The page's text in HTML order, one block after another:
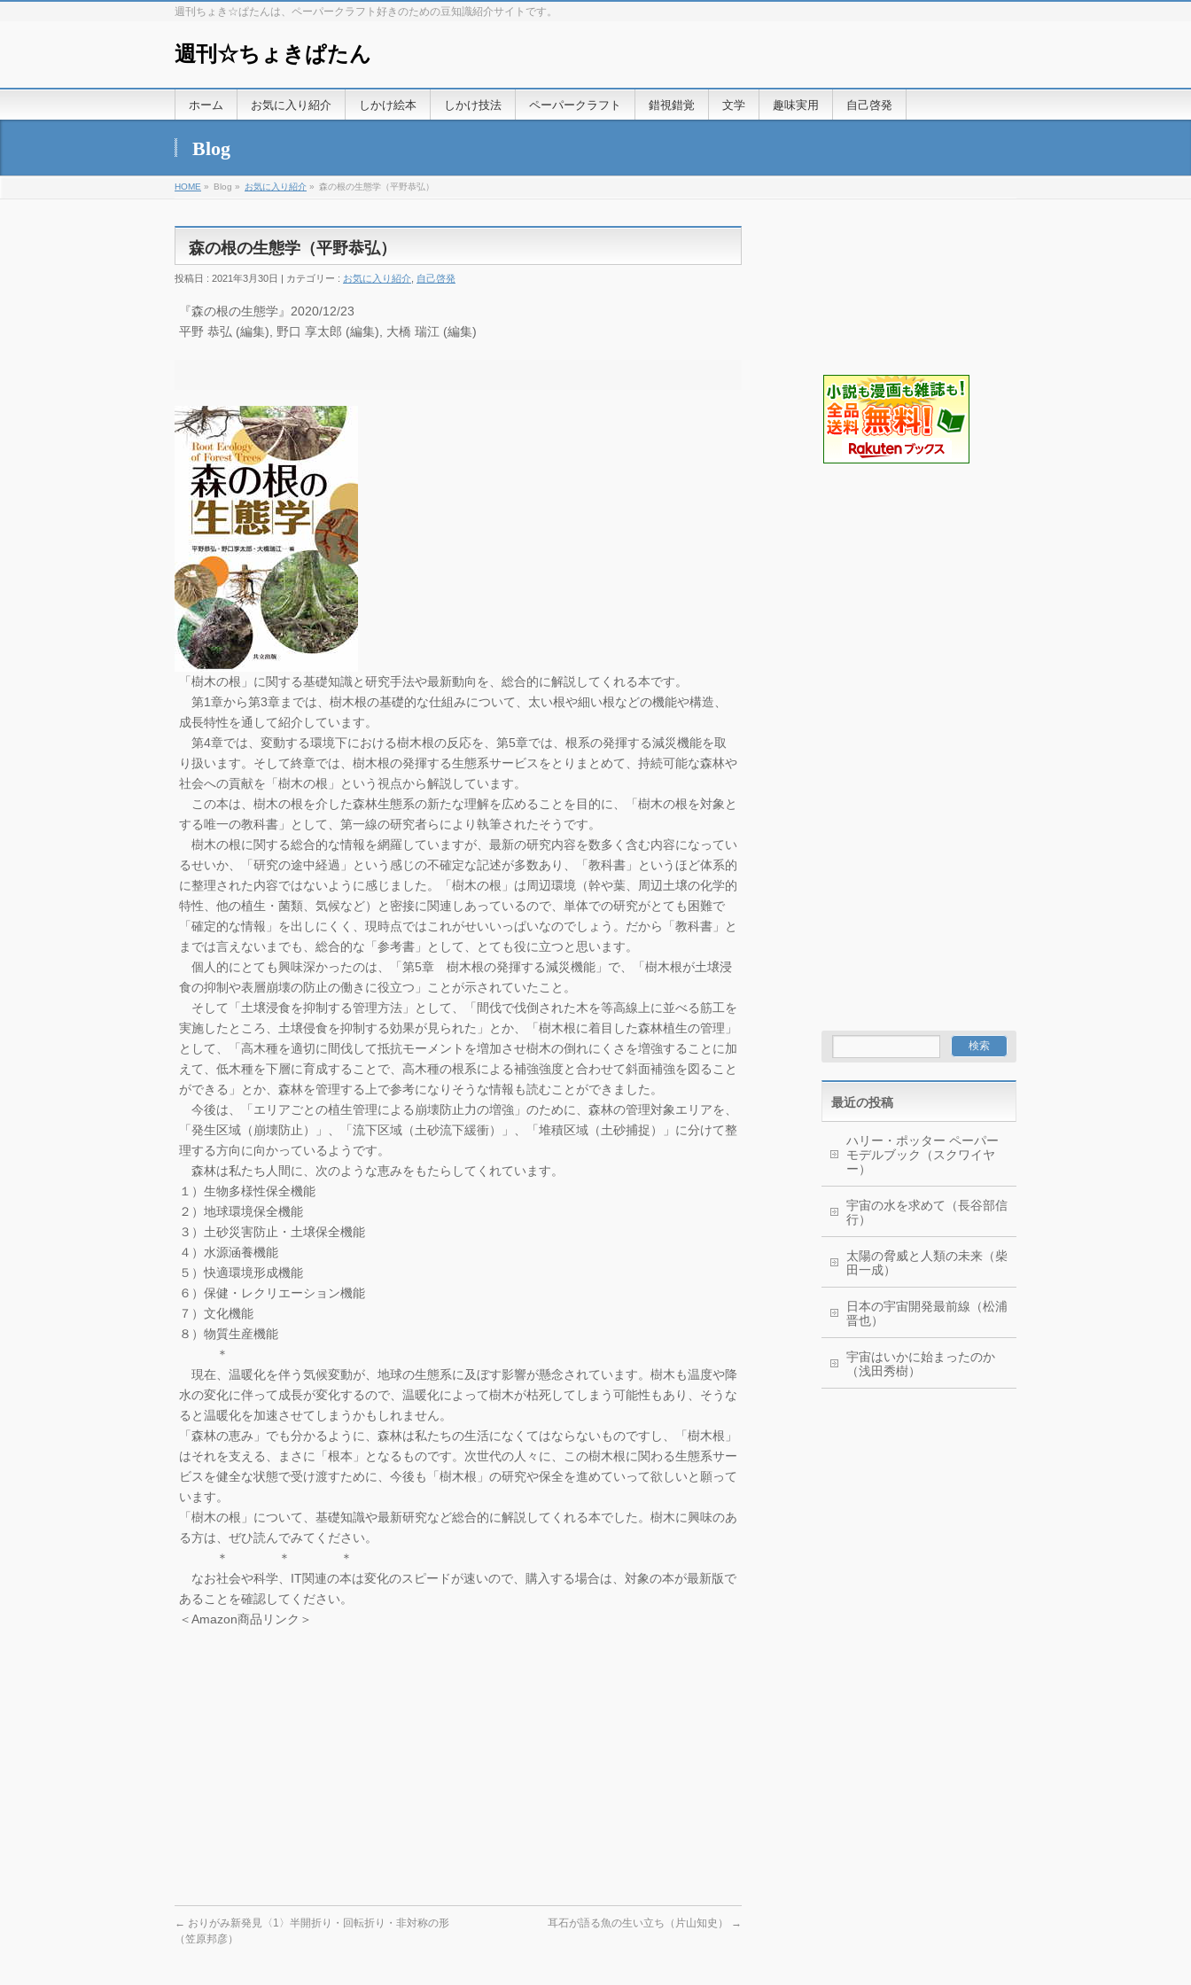
週刊ちょき☆ぱたんは、ペーパークラフト好きのための豆知識紹介サイトです。
週刊☆ちょきぱたん
ホーム お気に入り紹介 しかけ絵本 しかけ技法 ペーパークラフト 錯視錯覚 文学 趣味実用 自己啓発
Blog
HOME » Blog » お気に入り紹介 » 森の根の生態学（平野恭弘）
森の根の生態学（平野恭弘）
投稿日 : 2021年3月30日 | カテゴリー : お気に入り紹介 自己啓発
『森の根の生態学』2020/12/23
平野 恭弘 (編集), 野口 享太郎 (編集), 大橋 瑞江 (編集)
「樹木の根」に関する基礎知識と研究手法や最新動向を、総合的に解説してくれる本です。
第1章から第3章までは、樹木根の基礎的な仕組みについて、太い根や細い根などの機能や構造、
成長特性を通して紹介しています。
第4章では、変動する環境下における樹木根の反応を、第5章では、根系の発揮する減災機能を取
り扱います。そして終章では、樹木根の発揮する生態系サービスをとりまとめて、持続可能な森林や
社会への貢献を「樹木の根」という視点から解説しています。
この本は、樹木の根を介した森林生態系の新たな理解を広めることを目的に、「樹木の根を対象と
する唯一の教科書」として、第一線の研究者らにより執筆されたそうです。
樹木の根に関する総合的な情報を網羅していますが、最新の研究内容を数多く含む内容になってい
るせいか、「研究の途中経過」という感じの不確定な記述が多数あり、「教科書」というほど体系的
に整理された内容ではないように感じました。「樹木の根」は周辺環境（幹や葉、周辺土壌の化学的
特性、他の植生・菌類、気候など）と密接に関連しあっているので、単体での研究がとても困難で
「確定的な情報」を出しにくく、現時点ではこれがせいいっぱいなのでしょう。だから「教科書」と
までは言えないまでも、総合的な「参考書」として、とても役に立つと思います。
個人的にとても興味深かったのは、「第5章 樹木根の発揮する減災機能」で、「樹木根が土壌浸
食の抑制や表層崩壊の防止の働きに役立つ」ことが示されていたこと。
そして「土壌浸食を抑制する管理方法」として、「間伐で伐倒された木を等高線上に並べる筋工を
実施したところ、土壌侵食を抑制する効果が見られた」とか、「樹木根に着目した森林植生の管理」
として、「高木種を適切に間伐して抵抗モーメントを増加させ樹木の倒れにくさを増強することに加
えて、低木種を下層に育成することで、高木種の根系による補強強度と合わせて斜面補強を図ること
ができる」とか、森林を管理する上で参考になりそうな情報も読むことができました。
今後は、「エリアごとの植生管理による崩壊防止力の増強」のために、森林の管理対象エリアを、
「発生区域（崩壊防止）」、「流下区域（土砂流下緩衝）」、「堆積区域（土砂捕捉）」に分けて整
理する方向に向かっているようです。
森林は私たち人間に、次のような恵みをもたらしてくれています。
１）生物多様性保全機能
２）地球環境保全機能
３）土砂災害防止・土壌保全機能
４）水源涵養機能
５）快適環境形成機能
６）保健・レクリエーション機能
７）文化機能
８）物質生産機能
＊
現在、温暖化を伴う気候変動が、地球の生態系に及ぼす影響が懸念されています。樹木も温度や降
水の変化に伴って成長が変化するので、温暖化によって樹木が枯死してしまう可能性もあり、そうな
ると温暖化を加速させてしまうかもしれません。
「森林の恵み」でも分かるように、森林は私たちの生活になくてはならないものですし、「樹木根」
はそれを支える、まさに「根本」となるものです。次世代の人々に、この樹木根に関わる生態系サー
ビスを健全な状態で受け渡すために、今後も「樹木根」の研究や保全を進めていって欲しいと願って
います。
「樹木の根」について、基礎知識や最新研究など総合的に解説してくれる本でした。樹木に興味のあ
る方は、ぜひ読んでみてください。
＊ ＊ ＊
なお社会や科学、IT関連の本は変化のスピードが速いので、購入する場合は、対象の本が最新版で
あることを確認してください。
＜Amazon商品リンク＞
← おりがみ新発見〈1〉半開折り・回転折り・非対称の形
（笠原邦彦）
耳石が語る魚の生い立ち（片山知史） →
最近の投稿
ハリー・ポッター ペーパー
モデルブック（スクワイヤ
ー）
宇宙の水を求めて（長谷部信
行）
太陽の脅威と人類の未来（柴
田一成）
日本の宇宙開発最前線（松浦
晋也）
宇宙はいかに始まったのか
（浅田秀樹）